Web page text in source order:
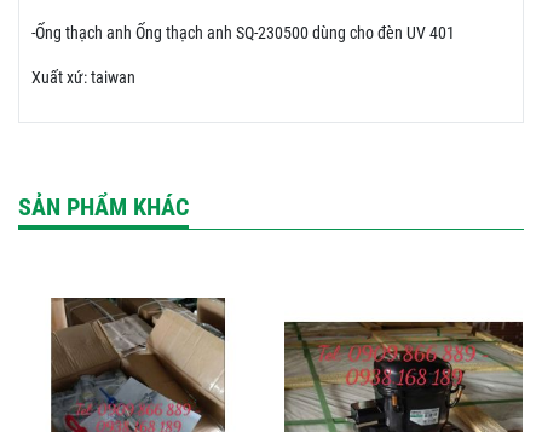
-Ống thạch anh Ống thạch anh SQ-230500 dùng cho đèn UV 401
Xuất xứ: taiwan
SẢN PHẨM KHÁC